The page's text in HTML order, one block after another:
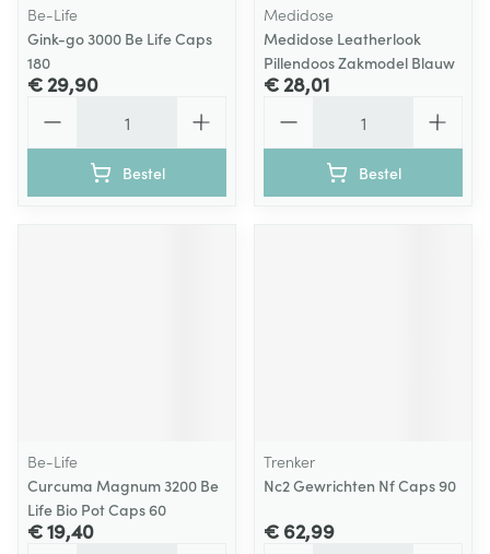
Be-Life
Gink-go 3000 Be Life Caps
180
€ 29,90
Bestel
Medidose
Medidose Leatherlook
Pillendoos Zakmodel Blauw
€ 28,01
Bestel
Be-Life
Curcuma Magnum 3200 Be
Life Bio Pot Caps 60
€ 19,40
Trenker
Nc2 Gewrichten Nf Caps 90
€ 62,99